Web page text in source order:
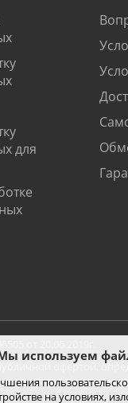
для
офертой,
покупке с помощью
используем
на условиях,